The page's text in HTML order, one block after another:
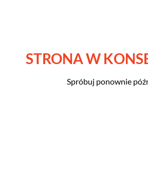
STRONA W
Spróbuj ponownie